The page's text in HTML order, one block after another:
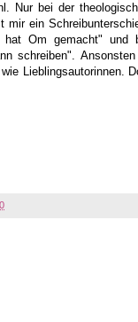
Nur bei der
ein
Om gemacht" und
schreiben".
Lieblingsautorinnen.